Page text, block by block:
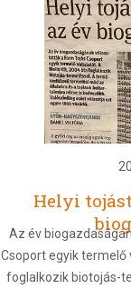
Helyi
Az év
Csoport egyik termelő
foglalkozik biotojás-